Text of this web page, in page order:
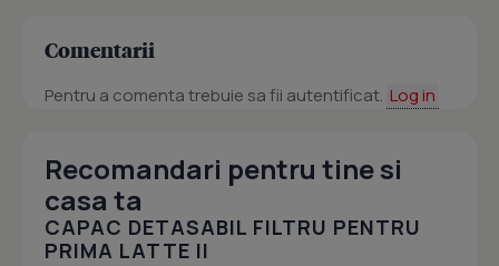
Comentarii
Pentru a comenta trebuie sa fii autentificat. Log in
Recomandari pentru tine si
casa ta
CAPAC DETASABIL FILTRU PENTRU
PRIMA LATTE II